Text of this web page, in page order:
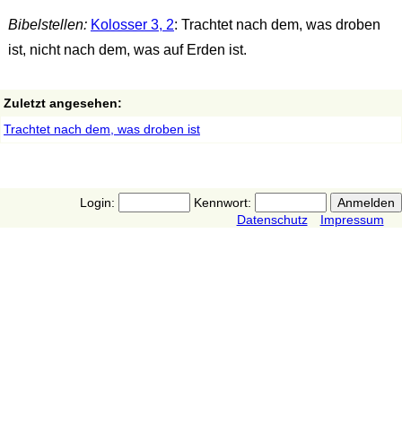
Bibelstellen: Kolosser 3, 2: Trachtet nach dem, was droben
ist, nicht nach dem, was auf Erden ist.
Zuletzt angesehen:
Trachtet nach dem, was droben ist
Login:
Kennwort:
Datenschutz
Impressum